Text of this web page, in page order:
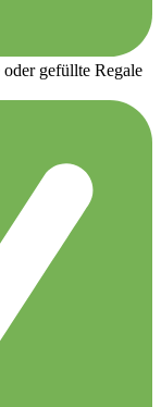
gefüllte Regale